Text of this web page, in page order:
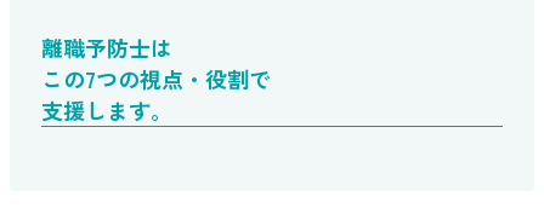
離職予防士は
この7つの視点・役割で
支援します。